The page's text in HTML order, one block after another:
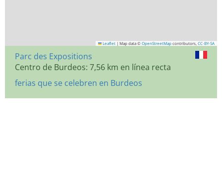
Leaflet | Map data © OpenStreetMap contributors, CC-BY-SA
Parc des Expositions
Centro de Burdeos: 7,56 km en línea recta
ferias que se celebren en Burdeos